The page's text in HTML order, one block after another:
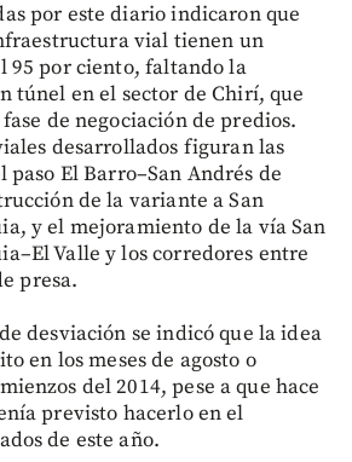
por este diario indicaron que
vial tienen un
95 por ciento, faltando la
túnel en el sector de Chirí, que
de negociación de predios.
desarrollados figuran las
El Barro–San Andrés de
de la variante a San
y el mejoramiento de la vía San
Valle y los corredores entre
presa.
desviación se indicó que la idea
en los meses de agosto o
del 2014, pese a que hace
previsto hacerlo en el
de este año.